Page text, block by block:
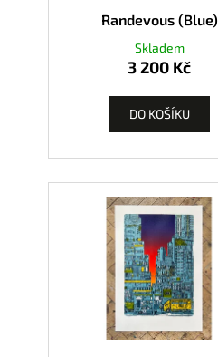
Randevous (Blue)
Skladem
3 200 Kč
DO KOŠÍKU